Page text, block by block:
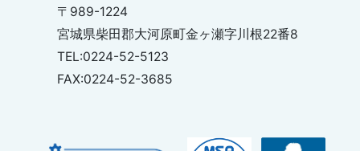
〒989-1224
宮城県柴田郡大河原町金ヶ瀬字川根22番8
TEL:0224-52-5123
FAX:0224-52-3685